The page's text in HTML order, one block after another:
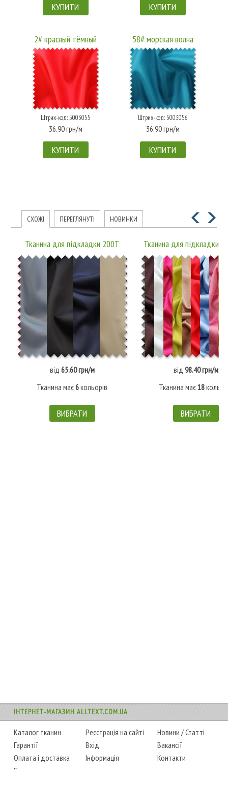
КУПИТИ КУПИТИ
2# красный тёмный
Штрих-код: 5003055
36.90 грн/м
КУПИТИ
58# морская волна
Штрих-код: 5003056
36.90 грн/м
КУПИТИ
СХОЖІ ПЕРЕГЛЯНУТІ НОВИНКИ
Тканина для підкладки 200T
від 65.60 грн/м
Тканина має6кольорів
ВИБРАТИ
Тканина для підкладки
від 98.40 грн/м
Тканина має18
ВИБРАТИ
ІНТЕРНЕТ-МАГАЗИН ALLTEXT.COM.UA
Каталог тканин
Гарантії
Оплата і доставка
Повернення товару
Реєстрація на сайті
Вхід
Інформація
Новини /Статті
Вакансії
Контакти